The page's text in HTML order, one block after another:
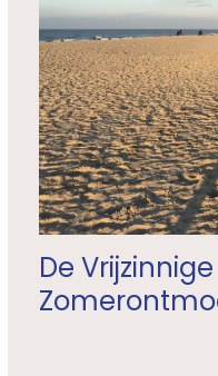
De Vrijzinnige